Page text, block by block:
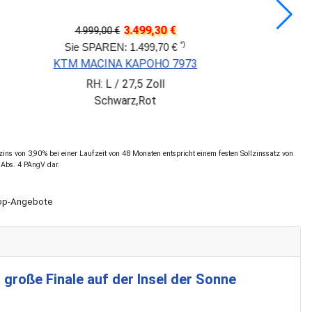
5.499,00 € 3.849,30 €
Sie SPAREN: 1.649,70 €*)
FOCUS JAM 6.7
RH: M / 29 Zoll
Grau
von 3,90% bei einer Laufzeit von 48 Monaten entspricht einem festen Sollzinssatz von
4 PAngV dar.
Angebote
große Finale auf der Insel der Sonne